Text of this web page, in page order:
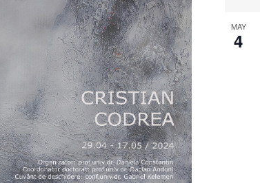
MAY
4